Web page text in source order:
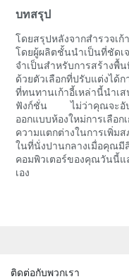
บทสรุป
โดยสรุปหลังจากสำรวจเ
โดยผู้ผลิตชั้นนำเป็นที่ชัดเ
จำเป็นสำหรับการสร้างพื้
ด้วยตัวเลือกที่ปรับแต่งได้
ที่ทนทานเก้าอี้เหล่านี้นำเ
ฟังก์ชั่น ไม่ว่าคุณจะอัปเ
ออกแบบห้องใหม่การเลือก
ความแตกต่างในการเพิ่ม
ในที่นั่งปานกลางเมื่อคุณ
คอมพิวเตอร์ของคุณวันนี้
เอง
ติดต่อกับพวกเรา